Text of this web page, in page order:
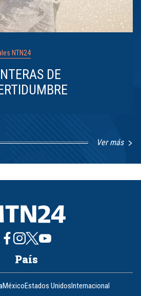
NTN24
DE
Ver más
País
MéxicoEstados UnidosInternacional